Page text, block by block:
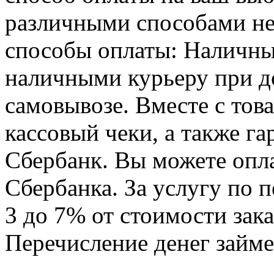
различными способами
способы оплаты:
наличными курьеру при
самовывозе. Вместе с
кассовый чеки, а также
Сбербанк. Вы можете
Сбербанка. За услугу по
3 до 7% от стоимости
Перечисление денег